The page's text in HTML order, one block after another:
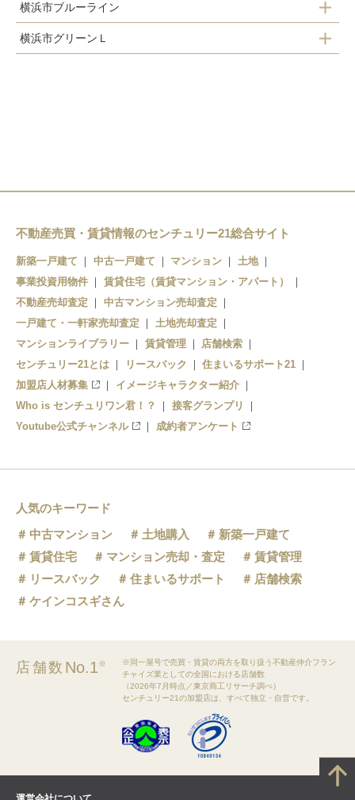
横浜市ブルーライン
中川駅
横浜市グリーンＬ
東山田駅
不動産売買・賃貸情報のセンチュリー21総合サイト
新築一戸建て 中古一戸建て マンション
土地
事業投資用物件
賃貸住宅（賃貸マンション・アパート）
不動産売却査定
中古マンション売却査定
一戸建て・一軒家売却査定
土地売却査定
マンションライブラリー
賃貸管理
店舗検索
センチュリー21とは
リースバック
住まいるサポート21
加盟店人材募集
イメージキャラクター紹介
Who is センチュリワン君！？
接客グランプリ
Youtube公式チャンネル
成約者アンケート
人気のキーワード
中古マンション
土地購入
新築一戸建て
賃貸住宅
マンション売却・査定
賃貸管理
リースバック
住まいるサポート
店舗検索
ケインコスギさん
店舗数 No.1※
※同一屋号で売買・賃貸の両方を取り扱う不動産仲介フラン
チャイズ業としての全国における店舗数
（2026年7月時点／東京商工リサーチ調べ）
センチュリー21の加盟店は、すべて独立・自営です。